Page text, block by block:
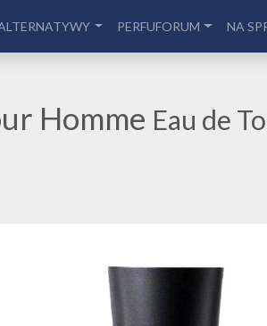
PERFUFORUM NA
Homme Eau de